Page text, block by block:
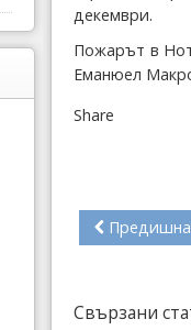
декември.
Пожарът в
Еманюел
Share
Предишна
Свързани